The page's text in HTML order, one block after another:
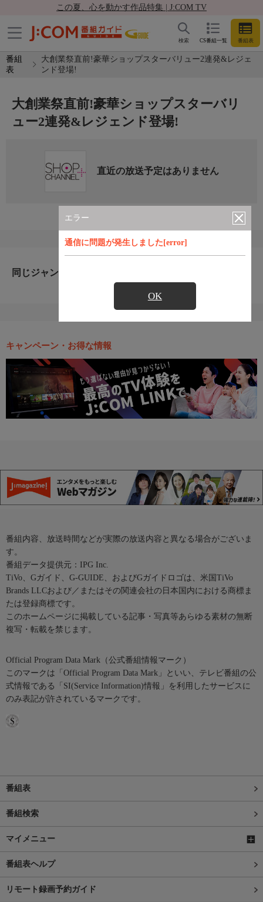
この夏、心を動かす作品特集 | J:COM TV
CS番組一覧 番組表
検索
番組
表
大創業祭直前!豪華ショップスターバリュー2連発&レジェ
ンド登場!
エラー
通信に問題が発生しました[error]
OK
大創業祭直前!豪華ショップスターバリ
ュー2連発&レジェンド登場!
直近の放送予定はありません
同じジャンルのおすすめ番組
キャンペーン・お得な情報
番組内容、放送時間などが実際の放送内容と異なる場合がございま
す。
番組データ提供元：IPG Inc.
TiVo、Gガイド、G-GUIDE、およびGガイドロゴは、米国TiVo
Brands LLCおよび／またはその関連会社の日本国内における商標ま
たは登録商標です。
このホームページに掲載している記事・写真等あらゆる素材の無断
複写・転載を禁じます。
Official Program Data Mark（公式番組情報マーク）
このマークは「Official Program Data Mark」といい、テレビ番組の公
式情報である「SI(Service Information)情報」を利用したサービスに
のみ表記が許されているマークです。
番組表
番組検索
マイメニュー
番組表ヘルプ
リモート録画予約ガイド